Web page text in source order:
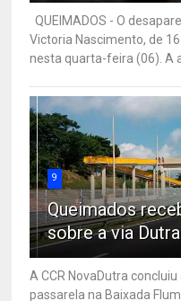
QUEIMADOS - O
Victoria Nascimento, de
nesta quarta-feira (06). A
9
Queimados
sobre a via Dutra
A CCR NovaDutra
passarela na Baixada